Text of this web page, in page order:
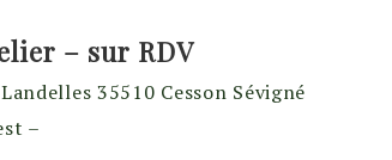
– sur RDV
35510 Cesson Sévigné
–